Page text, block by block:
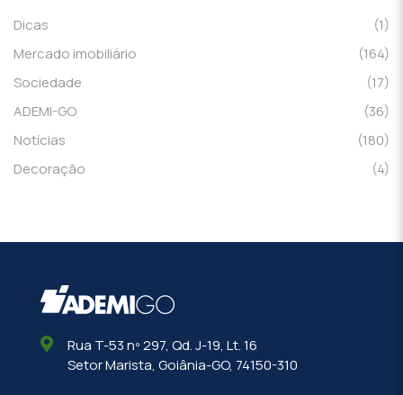
Dicas
(1)
Mercado imobiliário
(164)
Sociedade
(17)
ADEMI-GO
(36)
Notícias
(180)
Decoração
(4)
Rua T-53 nº 297, Qd. J-19, Lt. 16
Setor Marista, Goiânia-GO, 74150-310